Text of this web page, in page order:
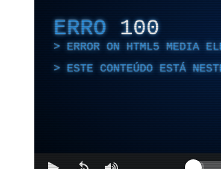
ERRO 100
ERROR ON HTML5 MEDIA
ESTE CONTEÚDO ESTÁ